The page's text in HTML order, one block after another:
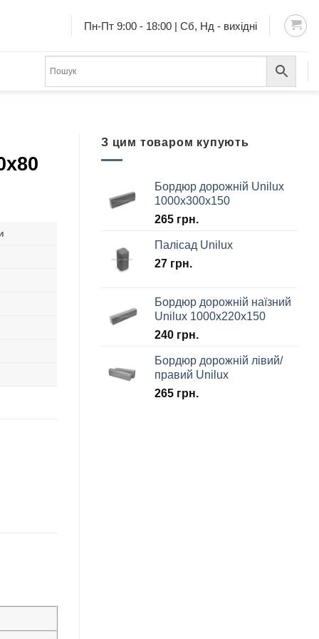
Пн-Пт 9:00 - 18:00 | Сб, Нд - вихідні
З цим товаром купують
Бордюр дорожній Unilux
1000х300х150
265 грн.
Палісад Unilux
27 грн.
Бордюр дорожній наїзний
Unilux 1000х220х150
240 грн.
Бордюр дорожній лівий/
правий Unilux
265 грн.